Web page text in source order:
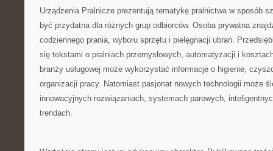
Urządzenia Pralnicze prezentują tematykę pralnictwa w sposób
być przydatna dla różnych grup odbiorców. Osoba prywatna
codziennego prania, wyboru sprzętu i pielęgnacji ubrań.
się tekstami o pralniach przemysłowych, automatyzacji i
branży usługowej może wykorzystać informacje o higienie,
organizacji pracy. Natomiast pasjonat nowych technologii może
innowacyjnych rozwiązaniach, systemach parowych,
trendach.